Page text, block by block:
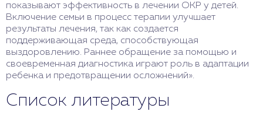
показывают эффективность в лечении ОКР у детей.
Включение семьи в процесс терапии улучшает
результаты лечения, так как создается
поддерживающая среда, способствующая
выздоровлению. Раннее обращение за помощью и
своевременная диагностика играют роль в адаптации
ребенка и предотвращении осложнений».
Список литературы